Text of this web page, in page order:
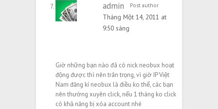
admin Post author
Tháng Một 14, 2011 at
9:50 sáng
Giờ những bạn nào đã có nick neobux hoạt
động được thì nên trân trọng, vì giờ IP Việt
Nam đăng kí neobux là điều ko thể, các bạn
nên thường xuyên click, nếu 1 tháng ko click
có khả năng bị xóa account nhé